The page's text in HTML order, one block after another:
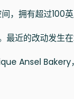
，拥有超过100英
近的改动发生
Ansel